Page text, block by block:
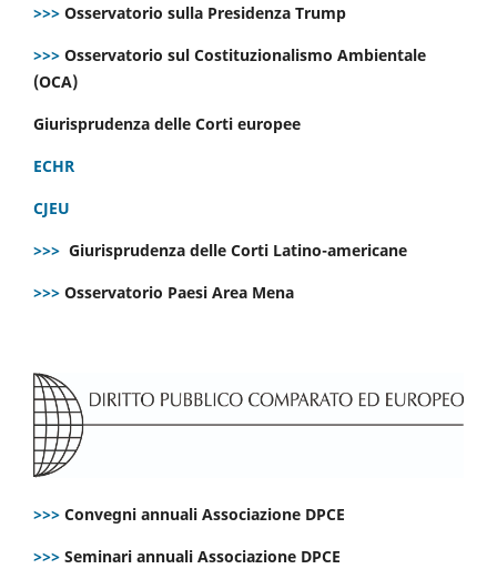
>>> Osservatorio sulla Presidenza Trump
>>> Osservatorio sul Costituzionalismo Ambientale
(OCA)
Giurisprudenza delle Corti europee
ECHR
CJEU
>>> Giurisprudenza delle Corti Latino-americane
>>> Osservatorio Paesi Area Mena
>>> Convegni annuali Associazione DPCE
>>> Seminari annuali Associazione DPCE